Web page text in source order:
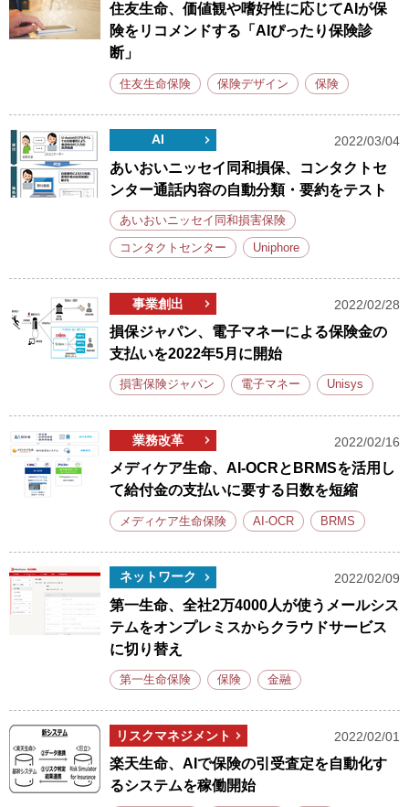
住友生命、価値観や嗜好性に応じてAIが保
険をリコメンドする「AIぴったり保険診
断」
住友生命保険 保険デザイン 保険
AI 2022/03/04
あいおいニッセイ同和損保、コンタクトセ
ンター通話内容の自動分類・要約をテスト
あいおいニッセイ同和損害保険
コンタクトセンター Uniphore
事業創出 2022/02/28
損保ジャパン、電子マネーによる保険金の
支払いを2022年5月に開始
損害保険ジャパン 電子マネー Unisys
業務改革 2022/02/16
メディケア生命、AI-OCRとBRMSを活用し
て給付金の支払いに要する日数を短縮
メディケア生命保険 AI-OCR BRMS
ネットワーク 2022/02/09
第一生命、全社2万4000人が使うメールシス
テムをオンプレミスからクラウドサービス
に切り替え
第一生命保険 保険 金融
リスクマネジメント 2022/02/01
楽天生命、AIで保険の引受査定を自動化す
るシステムを稼働開始